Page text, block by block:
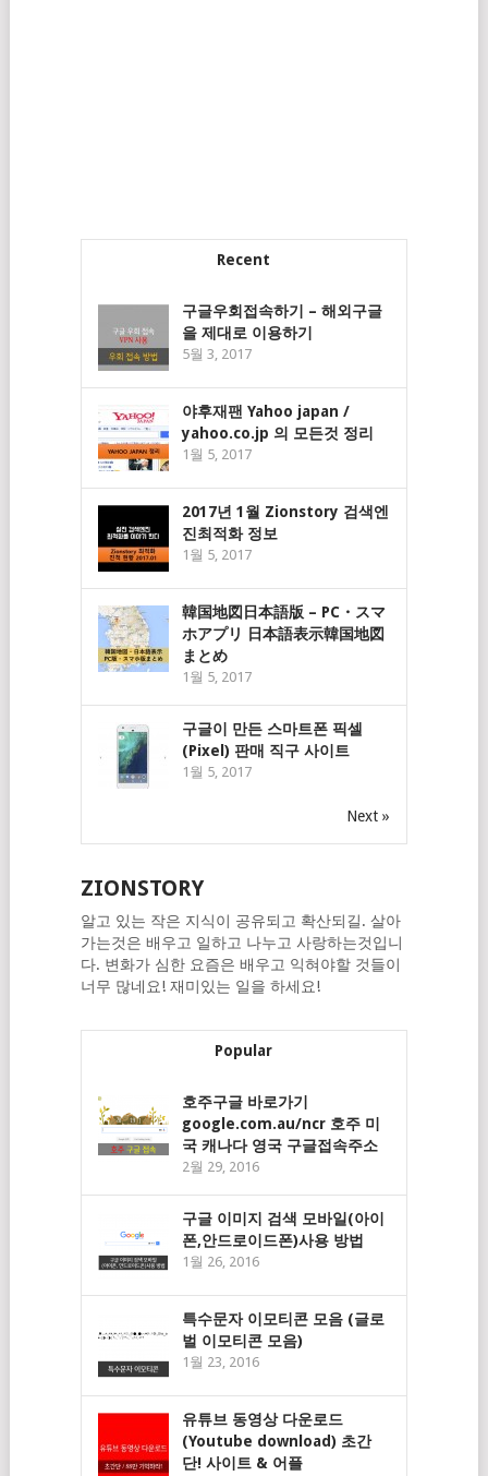
Recent
구글우회접속하기 – 해외구글
을 제대로 이용하기
5월 3, 2017
야후재팬 Yahoo japan /
yahoo.co.jp 의 모든것 정리
1월 5, 2017
2017년 1월 Zionstory 검색엔
진최적화 정보
1월 5, 2017
韓国地図日本語版 – PC・スマ
ホアプリ 日本語表示韓国地図
まとめ
1월 5, 2017
구글이 만든 스마트폰 픽셀
(Pixel) 판매 직구 사이트
1월 5, 2017
Next »
ZIONSTORY
알고 있는 작은 지식이 공유되고 확산되길. 살아
가는것은 배우고 일하고 나누고 사랑하는것입니
다. 변화가 심한 요즘은 배우고 익혀야할 것들이
너무 많네요! 재미있는 일을 하세요!
Popular
호주구글 바로가기
google.com.au/ncr 호주 미
국 캐나다 영국 구글접속주소
2월 29, 2016
구글 이미지 검색 모바일(아이
폰,안드로이드폰)사용 방법
1월 26, 2016
특수문자 이모티콘 모음 (글로
벌 이모티콘 모음)
1월 23, 2016
유튜브 동영상 다운로드
(Youtube download) 초간
단! 사이트 & 어플